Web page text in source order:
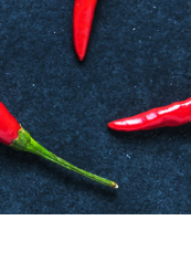
部
都
志愿者招募